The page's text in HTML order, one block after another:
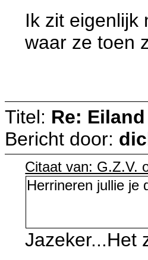
Ik zit eigenlijk
waar ze toen
Titel: Re:
Bericht door:
Citaat van: G.Z.V.
Herrineren jullie je
Jazeker...Het